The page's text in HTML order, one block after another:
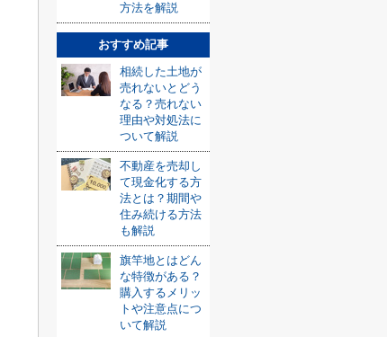
方法を解説
おすすめ記事
相続した土地が
売れないとどう
なる？売れない
理由や対処法に
ついて解説
不動産を売却し
て現金化する方
法とは？期間や
住み続ける方法
も解説
旗竿地とはどん
な特徴がある？
購入するメリッ
トや注意点につ
いて解説